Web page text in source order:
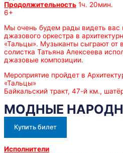
Продолжительность 1ч. 20мин.
6+
Мы очень будем рады видеть вас
джазового оркестра в
«Тальцы». Музыканты сыграют от
солистка Татьяна Алексеева
джазовые композиции.
Мероприятие пройдет в
«Тальцы»
Байкальский тракт, 47-й км.,
МОДНЫЕ
Купить билет
Исполнители